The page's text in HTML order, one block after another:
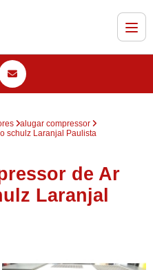
alugar compressor
schulz Laranjal Paulista
de Ar
Laranjal